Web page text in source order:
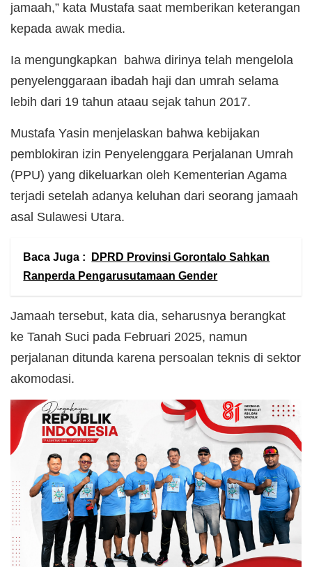
jamaah,” kata Mustafa saat memberikan keterangan
kepada awak media.
Ia mengungkapkan bahwa dirinya telah mengelola
penyelenggaraan ibadah haji dan umrah selama
lebih dari 19 tahun ataau sejak tahun 2017.
Mustafa Yasin menjelaskan bahwa kebijakan
pemblokiran izin Penyelenggara Perjalanan Umrah
(PPU) yang dikeluarkan oleh Kementerian Agama
terjadi setelah adanya keluhan dari seorang jamaah
asal Sulawesi Utara.
Baca Juga :
DPRD Provinsi Gorontalo Sahkan
Ranperda Pengarusutamaan Gender
Jamaah tersebut, kata dia, seharusnya berangkat
ke Tanah Suci pada Februari 2025, namun
perjalanan ditunda karena persoalan teknis di sektor
akomodasi.